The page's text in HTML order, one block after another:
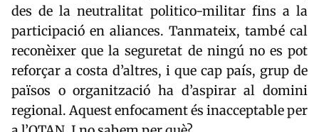
des de la neutralitat politico-militar fins a la
participació en aliances. Tanmateix, també cal
reconèixer que la seguretat de ningú no es pot
reforçar a costa d’altres, i que cap país, grup de
països o organització ha d’aspirar al domini
regional. Aquest enfocament és inacceptable per